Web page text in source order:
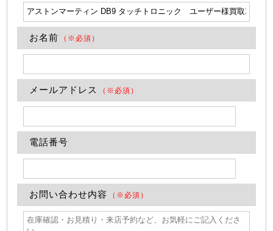
お名前 （※必須）
メールアドレス （※必須）
電話番号
お問い合わせ内容 （※必須）